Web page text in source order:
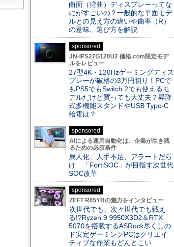
曲面（湾曲）ディスプレーってな
にがすごいの？一般的な平面モデ
ルとの見え方の違いや曲率（R）
の意味、選び方を解説
sponsored
JN-IPS27G120U2 価格.com限定モデ
ルをレビュー
27型4K・120Hzゲーミングディス
プレーが破格の3万円切り！PCで
もPS5でもSwitch 2でも使えるモ
デルだけど買っても大丈夫？昇降
式多機能スタンドやUSB Typc-C
給電は？
sponsored
AIによる運用自動化は、企業が生き残
るための必須条件
属人化、人手不足、アラートだら
け 「FortiSOC」が目指す次世代
SOC改革
sponsored
ZEFT R65YBの魅力をインタビュー
次世代でも、次々世代でも戦え
る!?Ryzen 9 9950X3D2＆RTX
5070を搭載するASRock尽くしの
ド安定ゲーミングPCはクリエイ
ティブな作業もどんとこい